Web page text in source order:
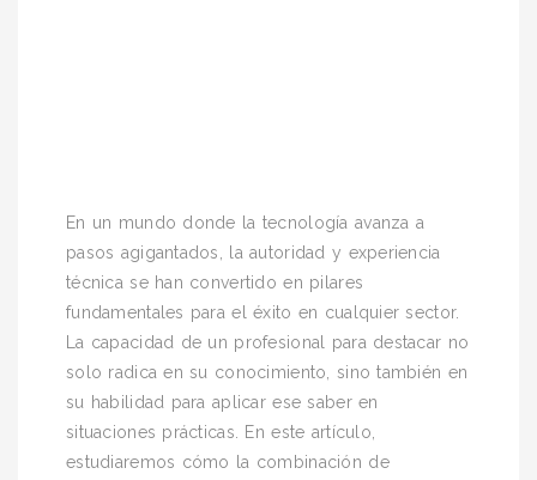
En un mundo donde la tecnología avanza a
pasos agigantados, la autoridad y experiencia
técnica se han convertido en pilares
fundamentales para el éxito en cualquier sector.
La capacidad de un profesional para destacar no
solo radica en su conocimiento, sino también en
su habilidad para aplicar ese saber en
situaciones prácticas. En este artículo,
estudiaremos cómo la combinación de